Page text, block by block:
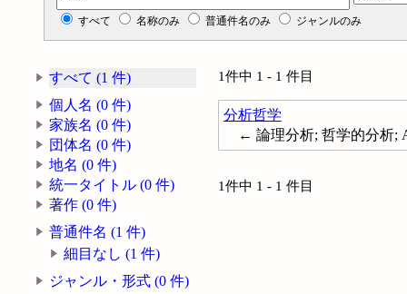
すべて 名称のみ 普通件名のみ ジャンルのみ
すべて (1 件)
個人名 (0 件)
家族名 (0 件)
団体名 (0 件)
地名 (0 件)
統一タイトル (0 件)
著作 (0 件)
普通件名 (1 件)
細目なし (1 件)
ジャンル・形式 (0 件)
1件中 1 - 1 件目
分析哲学
← 論理分析; 哲学的分析;
1件中 1 - 1 件目